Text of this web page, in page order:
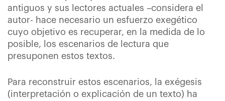
antiguos y sus lectores actuales –considera el
autor- hace necesario un esfuerzo exegético
cuyo objetivo es recuperar, en la medida de lo
posible, los escenarios de lectura que
presuponen estos textos.
Para reconstruir estos escenarios, la exégesis
(interpretación o explicación de un texto) ha